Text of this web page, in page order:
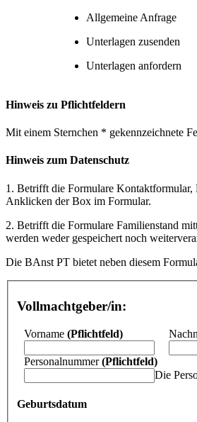
Allgemeine Anfrage
Unterlagen zusenden
Unterlagen anfordern
Hinweis zu Pflichtfeldern
Mit einem Sternchen * gekennzeichnete
Hinweis zum Datenschutz
1. Betrifft die Formulare
Anklicken der Box im Formular.
2. Betrifft die Formulare Familienstand
werden weder gespeichert noch
Die BAnst PT bietet neben diesem
Vollmachtgeber/in:
Vorname (Pflichtfeld)
Personalnummer(Pflichtfeld)
Die
Geburtsdatum